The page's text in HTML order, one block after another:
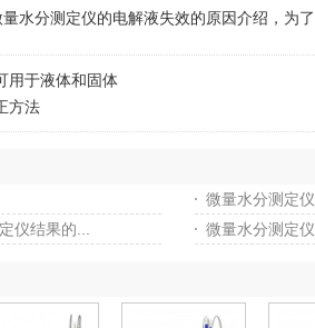
分测定仪的电解液失效的原因介绍，为
用于液体和固体
方法
微量水分测定
仪结果的...
微量水分测定